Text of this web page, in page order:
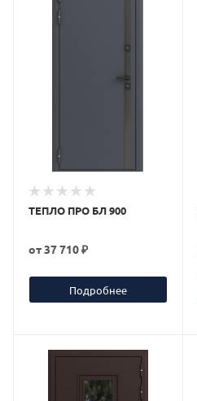
ТЕПЛО ПРО БЛ 900
от37 710 ₽
Подробнее